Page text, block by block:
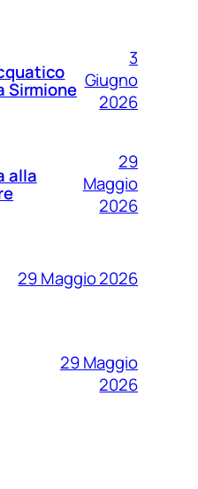
Sirmione
3
Giugno
2026
alla
29
Maggio
2026
29 Maggio 2026
29 Maggio
2026